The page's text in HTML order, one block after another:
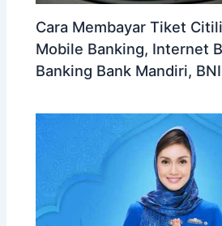
Cara Membayar Tiket
Mobile Banking, Internet
Banking Bank Mandiri,